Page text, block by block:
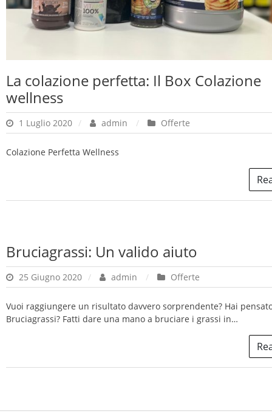
La colazione perfetta: Il Box Colazione
wellness
1 Luglio 2020 admin Offerte
Colazione Perfetta Wellness
Bruciagrassi: Un valido aiuto
25 Giugno 2020 admin Offerte
Vuoi raggiungere un risultato davvero sorprendente? Hai
Bruciagrassi? Fatti dare una mano a bruciare i grassi in…